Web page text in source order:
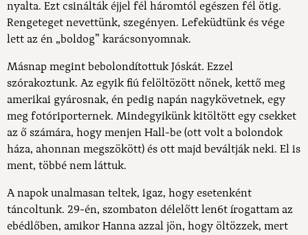
nyalta. Ezt csinálták éjjel fél háromtól egészen fél ötig.
Rengeteget nevettünk, szegényen. Lefeküdtünk és vége
lett az én „boldog” karácsonyomnak.
Másnap megint bebolondítottuk Jóskát. Ezzel
szórakoztunk. Az egyik fiú felöltözött nőnek, kettő meg
amerikai gyárosnak, én pedig napán nagykövetnek, egy
meg fotóriporternek. Mindegyikünk kitöltött egy csekket
az ő számára, hogy menjen Hall-be (ott volt a bolondok
háza, ahonnan megszökött) és ott majd beváltják neki. El is
ment, többé nem láttuk.
A napok unalmasan teltek, igaz, hogy esetenként
táncoltunk. 29-én, szombaton délelőtt len6t írogattam az
ebédlőben, amikor Hanna azzal jön, hogy öltözzek, mert